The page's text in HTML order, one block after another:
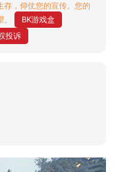
存，仰仗您的宣传。您的
。
BK游戏盒
投诉